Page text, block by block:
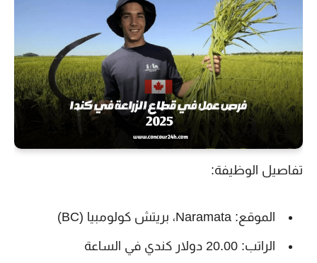
تفاصيل الوظيفة:
الموقع:
الراتب: